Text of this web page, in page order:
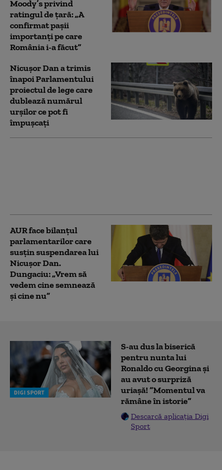
Moody’s privind
ratingul de țară: „A
confirmat pașii
importanți pe care
România i-a făcut”
Nicușor Dan a trimis
înapoi Parlamentului
proiectul de lege care
dublează numărul
urșilor ce pot fi
împușcați
AUR face bilanțul
parlamentarilor care
susțin suspendarea lui
Nicușor Dan.
Dungaciu: „Vrem să
vedem cine semnează
și cine nu”
DIGI SPORT
S-au dus la biserică
pentru nunta lui
Ronaldo cu Georgina și
au avut o surpriză
uriașă! ”Momentul va
rămâne în istorie”
Descarcă aplicația Digi
Sport